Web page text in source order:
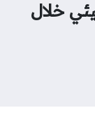
خلال